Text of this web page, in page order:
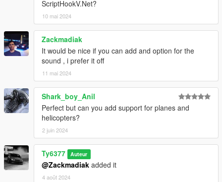
ScriptHookV.Net?
10 mai 2024
Zackmadiak
It would be nice if you can add and option for the
sound , i prefer it off
11 mai 2024
Shark_boy_Anil
Perfect but can you add support for planes and
helicopters?
2 juin 2024
Ty6377 Auteur
@Zackmadiak added it
4 août 2024